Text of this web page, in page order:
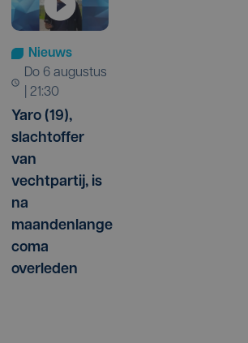
Nieuws
do 6 augustus
| 21:30
Yaro (19),
slachtoffer
van
vechtpartij, is
na
maandenlange
coma
overleden